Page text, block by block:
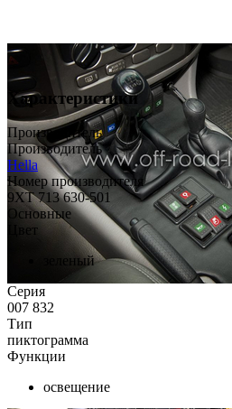
Характеристики
Производитель
Производитель
Hella
Номер производителя
9XT 713 630-501
Основные
Цвет
зеленый
Серия
007 832
Тип
пиктограмма
Функции
освещение